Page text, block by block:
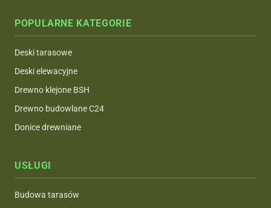
POPULARNE KATEGORIE
Deski tarasowe
Deski elewacyjne
Drewno klejone BSH
Drewno budowlane C24
Donice drewniane
USŁUGI
Budowa tarasów